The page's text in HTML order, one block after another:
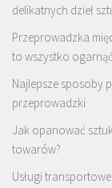
delikatnych dzieł
Przeprowadzka
to wszystko
Najlepsze sposoby
przeprowadzki
Jak opanować
towarów?
Usługi